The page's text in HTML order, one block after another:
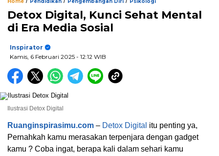
Home Pendidikan Pengembangan Diri Psikologi
Detox Digital, Kunci Sehat Mental
di Era Media Sosial
Inspirator
Kamis, 6 Februari 2025 - 12:12 WIB
Ilustrasi Detox Digital
Ruanginspirasimu.com – Detox Digital itu penting ya,
Pernahkah kamu merasakan terpenjara dengan gadget
kamu ? Coba ingat, berapa kali dalam sehari kamu